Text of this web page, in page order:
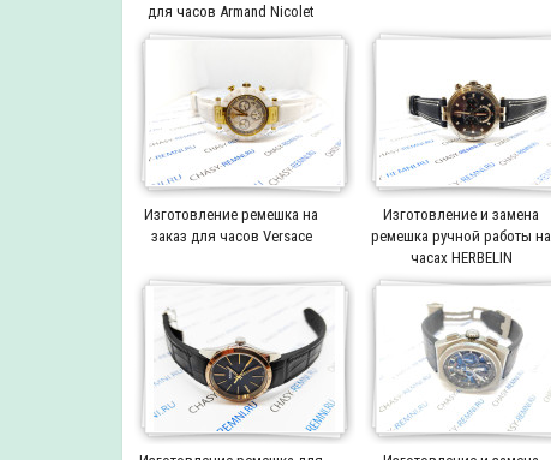
для часов Armand Nicolet
Изготовление ремешка на
заказ для часов Versace
Изготовление и замена
ремешка ручной работы на
часах HERBELIN